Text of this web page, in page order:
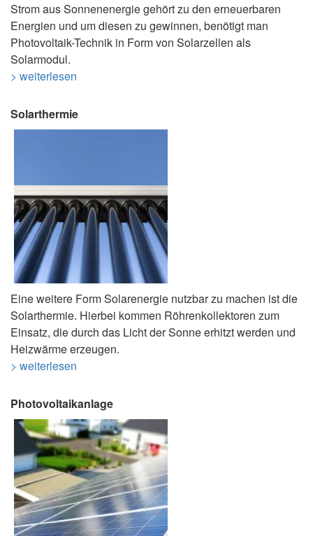
Strom aus Sonnenenergie gehört zu den erneuerbaren
Energien und um diesen zu gewinnen, benötigt man
Photovoltaik-Technik in Form von Solarzellen als
Solarmodul.
> weiterlesen
Solarthermie
Eine weitere Form Solarenergie nutzbar zu machen ist die
Solarthermie. Hierbei kommen Röhrenkollektoren zum
Einsatz, die durch das Licht der Sonne erhitzt werden und
Heizwärme erzeugen.
> weiterlesen
Photovoltaikanlage